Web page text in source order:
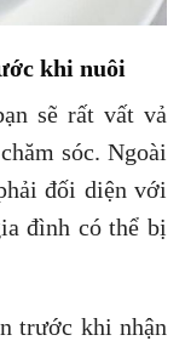
khi nuôi
sẽ rất vất vả
sóc. Ngoài
đối diện với
đình có thể bị
trước khi nhận